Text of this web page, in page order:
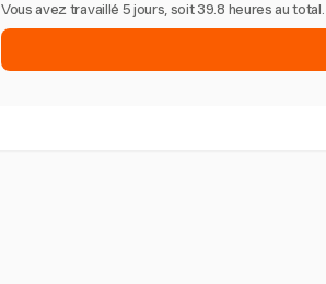
Vous avez travaillé 5 jours, soit 39.8 heures au